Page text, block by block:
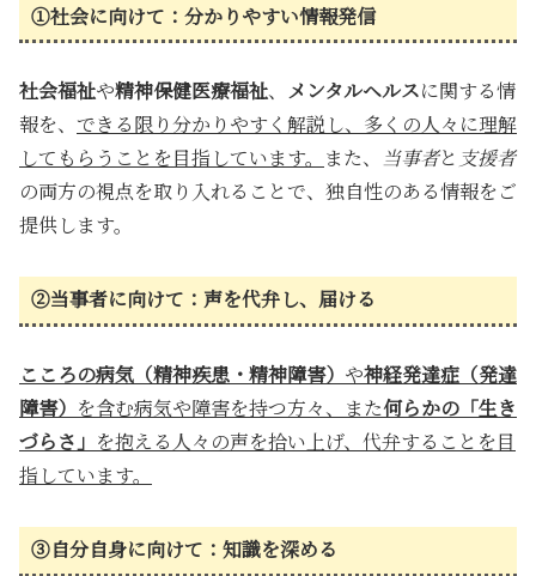
①社会に向けて：分かりやすい情報発信
社会福祉や精神保健医療福祉、 メンタルヘルスに関する情
報を、 できる限り分かりやすく解説し、多くの人々に理解
してもらうことを目指しています。 また、 当事者と 支援者
の両方の視点を取り入れることで、独自性のある情報をご
提供します。
②当事者に向けて：声を代弁し、届ける
こころの病気（精神疾患・精神障害） や神経発達症（発達
障害） を含む病気や障害を持つ方々、また何らかの「生き
づらさ」 を抱える人々の声を拾い上げ、代弁することを目
指しています。
③自分自身に向けて：知識を深める